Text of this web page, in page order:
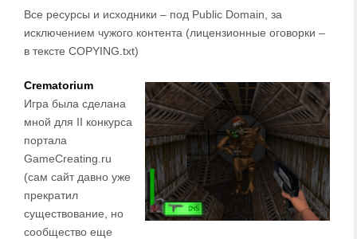
Все ресурсы и исходники – под Public Domain, за
исключением чужого контента (лицензионные оговорки –
в тексте COPYING.txt)
Crematorium
Игра была сделана
мной для II конкурса
портала
GameCreating.ru
(сам сайт давно уже
прекратил
существование, но
сообщество еще